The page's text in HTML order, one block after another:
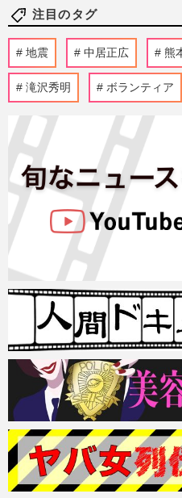
注目のタグ
地震 中居正広 熊
滝沢秀明 ボランティア